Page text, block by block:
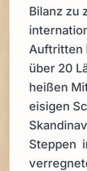
Bilanz zu
Auftritten
über 20
heißen
eisigen
Steppen